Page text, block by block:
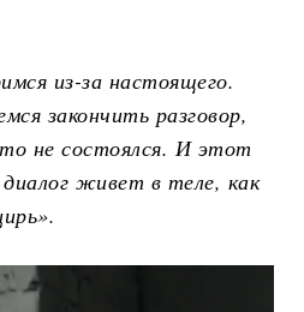
из-за настоящего.
закончить разговор,
не состоялся. И этот
живет в теле, как